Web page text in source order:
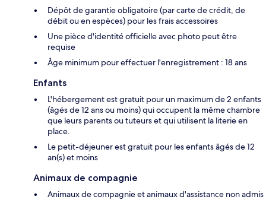
Dépôt de garantie obligatoire (par carte de crédit, de
débit ou en espèces) pour les frais accessoires
Une pièce d'identité officielle avec photo peut être
requise
Âge minimum pour effectuer l'enregistrement : 18 ans
Enfants
L'hébergement est gratuit pour un maximum de 2 enfants
(âgés de 12 ans ou moins) qui occupent la même chambre
que leurs parents ou tuteurs et qui utilisent la literie en
place.
Le petit-déjeuner est gratuit pour les enfants âgés de 12
an(s) et moins
Animaux de compagnie
Animaux de compagnie et animaux d'assistance non admis